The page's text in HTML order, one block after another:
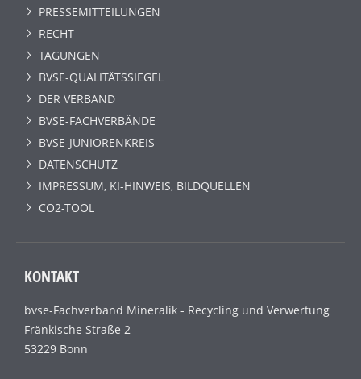
PRESSEMITTEILUNGEN
RECHT
TAGUNGEN
BVSE-QUALITÄTSSIEGEL
DER VERBAND
BVSE-FACHVERBÄNDE
BVSE-JUNIORENKREIS
DATENSCHUTZ
IMPRESSUM, KI-HINWEIS, BILDQUELLEN
CO2-TOOL
KONTAKT
bvse-Fachverband Mineralik - Recycling und Verwertung
Fränkische Straße 2
53229 Bonn